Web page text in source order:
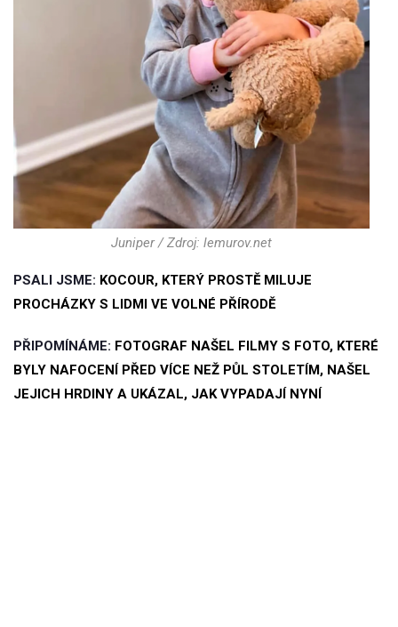
Juniper / Zdroj: lemurov.net
PSALI JSME: KOCOUR, KTERÝ PROSTĚ MILUJE
PROCHÁZKY S LIDMI VE VOLNÉ PŘÍRODĚ
PŘIPOMÍNÁME: FOTOGRAF NAŠEL FILMY S FOTO, KTERÉ
BYLY NAFOCENÍ PŘED VÍCE NEŽ PŮL STOLETÍM, NAŠEL
JEJICH HRDINY A UKÁZAL, JAK VYPADAJÍ NYNÍ